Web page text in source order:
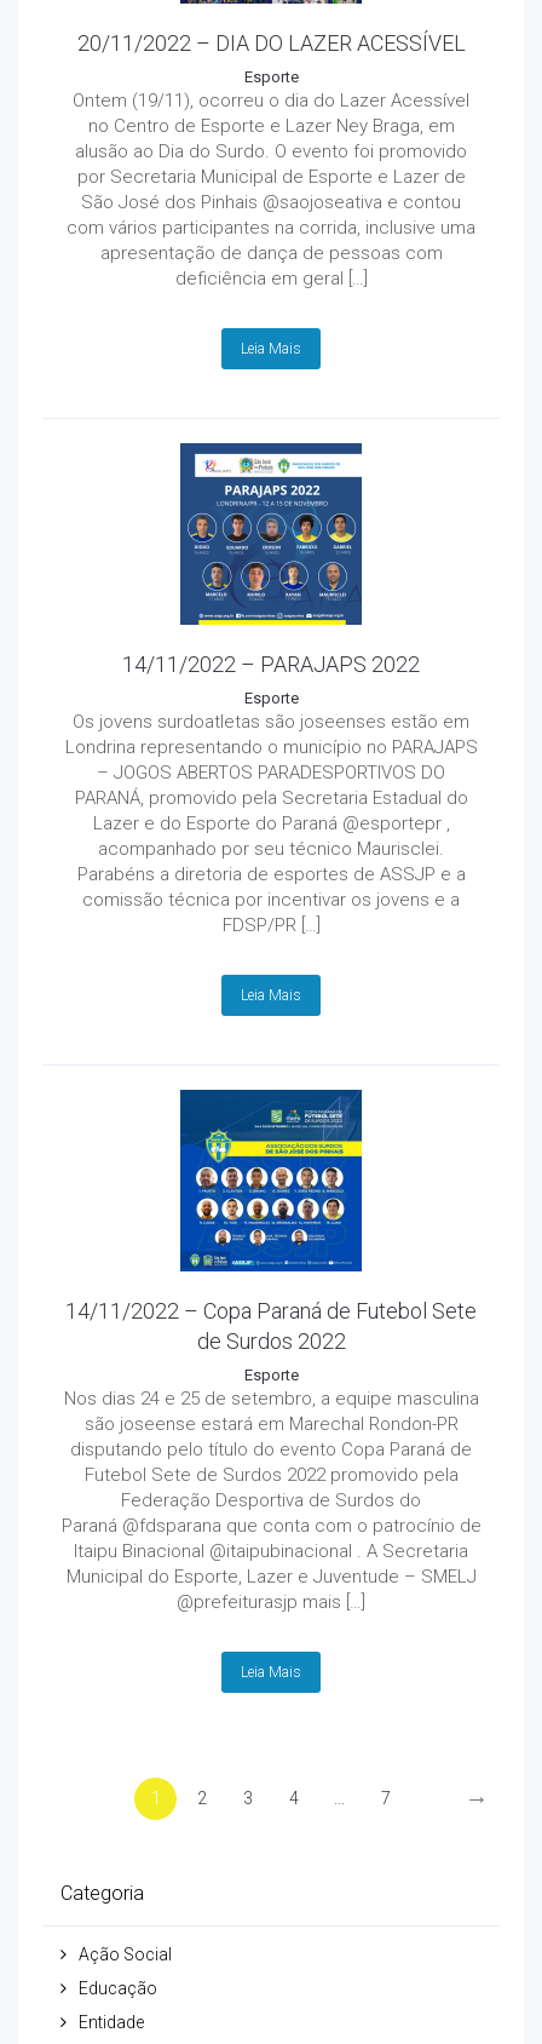
20/11/2022 – DIA DO LAZER ACESSÍVEL
Esporte
Ontem (19/11), ocorreu o dia do Lazer Acessível
no Centro de Esporte e Lazer Ney Braga, em
alusão ao Dia do Surdo. O evento foi promovido
por Secretaria Municipal de Esporte e Lazer de
São José dos Pinhais @saojoseativa e contou
com vários participantes na corrida, inclusive uma
apresentação de dança de pessoas com
deficiência em geral […]
Leia Mais
14/11/2022 – PARAJAPS 2022
Esporte
Os jovens surdoatletas são joseenses estão em
Londrina representando o município no PARAJAPS
– JOGOS ABERTOS PARADESPORTIVOS DO
PARANÁ, promovido pela Secretaria Estadual do
Lazer e do Esporte do Paraná @esportepr ,
acompanhado por seu técnico Maurisclei.
Parabéns a diretoria de esportes de ASSJP e a
comissão técnica por incentivar os jovens e a
FDSP/PR […]
Leia Mais
14/11/2022 – Copa Paraná de Futebol Sete
de Surdos 2022
Esporte
Nos dias 24 e 25 de setembro, a equipe masculina
são joseense estará em Marechal Rondon-PR
disputando pelo título do evento Copa Paraná de
Futebol Sete de Surdos 2022 promovido pela
Federação Desportiva de Surdos do
Paraná @fdsparana que conta com o patrocínio de
Itaipu Binacional @itaipubinacional . A Secretaria
Municipal do Esporte, Lazer e Juventude – SMELJ
@prefeiturasjp mais […]
Leia Mais
1 2 3 4 7 →
Categoria
Ação Social
Educação
Entidade